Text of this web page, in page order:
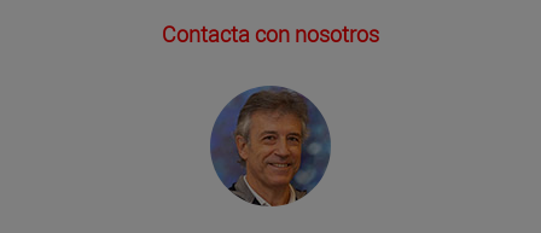
Contacta con nosotros